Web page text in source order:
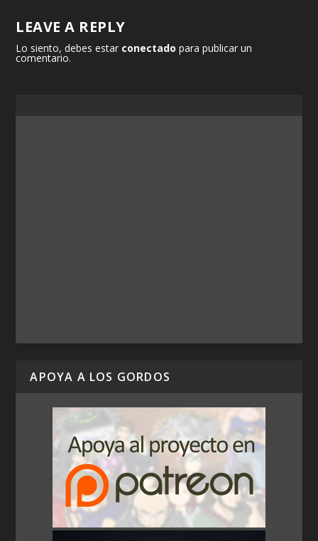
LEAVE A REPLY
Lo siento, debes estar conectado para publicar un
comentario.
APOYA A LOS GORDOS